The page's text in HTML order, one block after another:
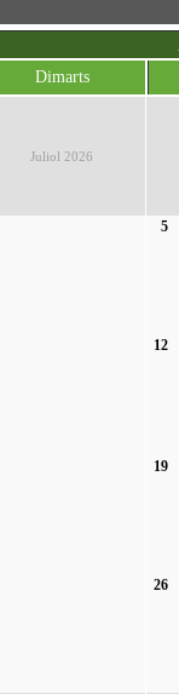
Dimarts
Juliol 2026
5
12
19
26